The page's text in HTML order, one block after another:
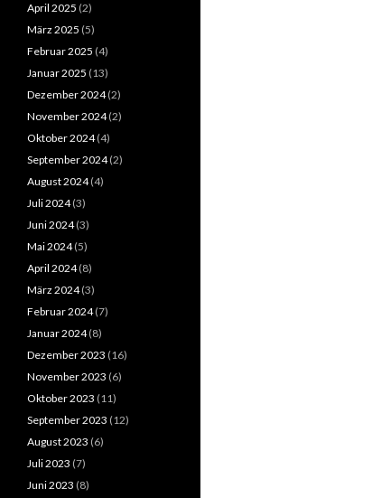
April 2025 (2)
März 2025 (5)
Februar 2025 (4)
Januar 2025 (13)
Dezember 2024(2)
November 2024(2)
Oktober 2024(4)
September 2024(2)
August 2024(4)
Juli 2024(3)
Juni 2024(3)
Mai 2024(5)
April 2024(8)
März 2024(3)
Februar 2024(7)
Januar 2024(8)
Dezember 2023 (16)
November 2023 (6)
Oktober 2023 (11)
September 2023 (12)
August 2023 (6)
Juli 2023 (7)
Juni 2023 (8)